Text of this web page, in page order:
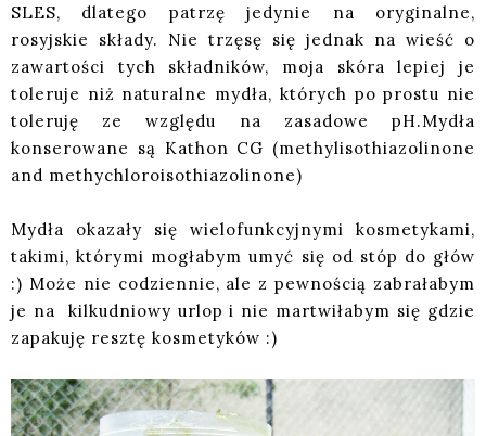
SLES, dlatego patrzę jedynie na oryginalne,
rosyjskie składy. Nie trzęsę się jednak na wieść o
zawartości tych składników, moja skóra lepiej je
toleruje niż naturalne mydła, których po prostu nie
toleruję ze względu na zasadowe pH.Mydła
konserowane są Kathon CG (methylisothiazolinone
and methychloroisothiazolinone)
Mydła okazały się wielofunkcyjnymi kosmetykami,
takimi, którymi mogłabym umyć się od stóp do głów
:) Może nie codziennie, ale z pewnością zabrałabym
je na kilkudniowy urlop i nie martwiłabym się gdzie
zapakuję resztę kosmetyków :)